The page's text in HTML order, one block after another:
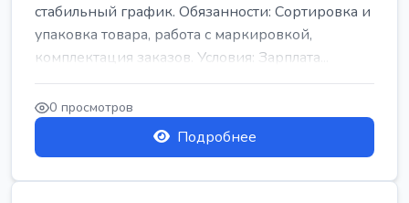
стабильный график. Обязанности: Сортировка и
упаковка товара, работа с маркировкой,
комплектация заказов. Условия: Зарплата...
0 просмотров
Подробнее